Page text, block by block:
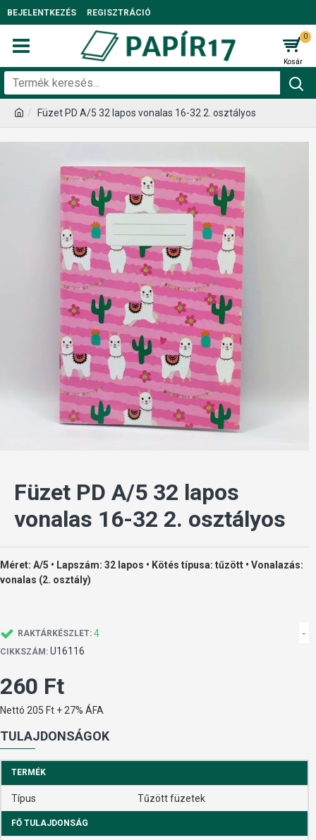
BEJELENTKEZÉS REGISZTRÁCIÓ
0
Füzet PD A/5 32 lapos vonalas 16-32 2. osztályos
Füzet PD A/5 32 lapos
vonalas 16-32 2. osztályos
Méret: A/5 • Lapszám: 32 lapos • Kötés típusa: tűzött • Vonalazás:
vonalas (2. osztály)
RAKTÁRKÉSZLET: 4
CIKKSZÁM: U16116
-
260 Ft
Nettó 205 Ft + 27% ÁFA
TULAJDONSÁGOK
TERMÉK
Típus Tűzött füzetek
FŐ TULAJDONSÁG